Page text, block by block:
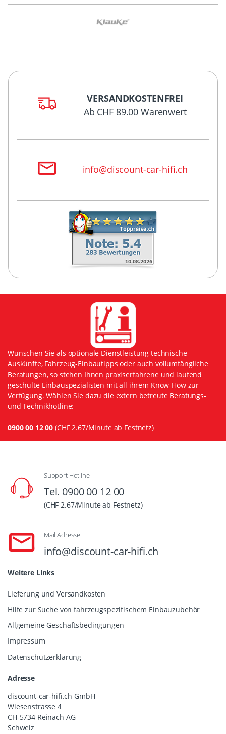
VERSANDKOSTENFREI
Ab CHF 89.00 Warenwert
info@discount-car-hifi.ch
Wünschen Sie als optionale Dienstleistung technische
Auskünfte, Fahrzeug-Einbautipps oder auch vollumfängliche
Beratungen, so stehen Ihnen praxiserfahrene und laufend
geschulte Einbauspezialisten mit all ihrem Know-How zur
Verfügung. Wählen Sie dazu die extern betreute Beratungs-
und Technikhotline:
0900 00 12 00 (CHF 2.67/Minute ab Festnetz)
Support Hotline
Tel. 0900 00 12 00
(CHF 2.67/Minute ab Festnetz)
Mail Adresse
info@discount-car-hifi.ch
Weitere Links
Lieferung und Versandkosten
Hilfe zur Suche von fahrzeugspezifischem Einbauzubehör
Allgemeine Geschäftsbedingungen
Impressum
Datenschutzerklärung
Adresse
discount-car-hifi.ch GmbH
Wiesenstrasse 4
CH-5734 Reinach AG
Schweiz